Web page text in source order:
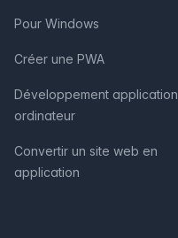
Pour Windows
Créer une PWA
Développement application
ordinateur
Convertir un site web en
application